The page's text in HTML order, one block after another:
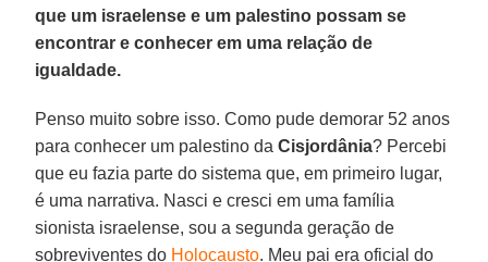
que um israelense e um palestino possam se
encontrar e conhecer em uma relação de
igualdade.
Penso muito sobre isso. Como pude demorar 52 anos
para conhecer um palestino daCisjordânia? Percebi
que eu fazia parte do sistema que, em primeiro lugar,
é uma narrativa. Nasci e cresci em uma família
sionista israelense, sou a segunda geração de
sobreviventes do Holocausto. Meu pai era oficial do